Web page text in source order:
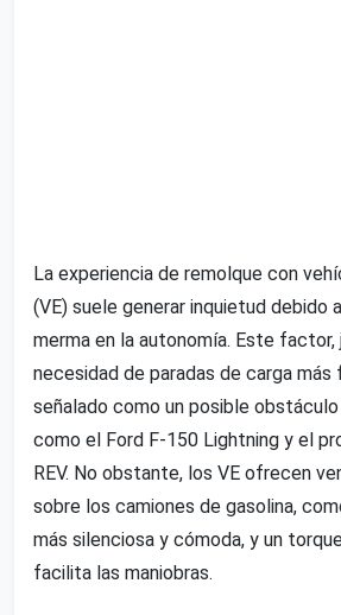
La experiencia de remolque con
(VE) suele generar inquietud debido
merma en la autonomía. Este factor,
necesidad de paradas de carga más
señalado como un posible
como el Ford F-150 Lightning y el
REV. No obstante, los VE ofrecen
sobre los camiones de gasolina,
más silenciosa y cómoda, y un
facilita las maniobras.